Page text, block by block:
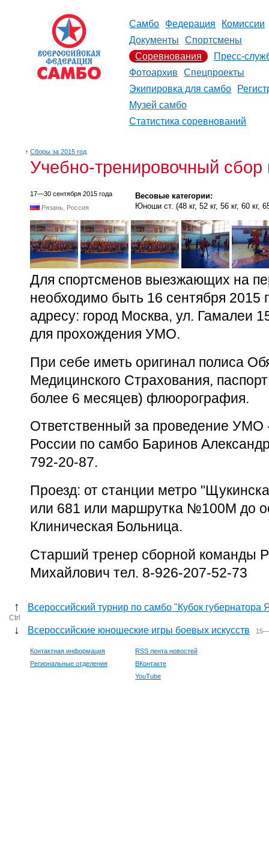
Самбо Федерация
Комиссии
Документы
Спортсмены
Соревнования
Пресс-
Фотоархив
Спецпроекты
Экипировка для самбо
Музей самбо
Статистика соревнований
↑ Сборы за 2015 год
Учебно-тренировочный
17—30 сентября 2015 года
Рязань, Россия
Весовые категории:
Юноши ст. (48 кг, 52 кг, 56 кг, 60 кг,
Для спортсменов выезжающих на
необходимо быть 16 сентября 2015
адресу: город Москва, ул.
для прохождения УМО.
При себе иметь оригинал полиса
Медицинского Страхования,
более 6 месяцев) флюорография.
Ответственный за проведение УМО
России по самбо Баринов
792-20-87.
Проезд: от станции метро
или 681 или маршрутка №100М до
Клиническая Больница.
Старший тренер сборной команды
Михайлович тел. 8-926-207-52-73
↑ Всероссийский турнир по самбо "Кубок
Ctrl
↓ Всероссийские юношеские игры боевых искусств
Контактная информация
Региональные отделения
RSS лента новостей
ВКонтакте
YouTube